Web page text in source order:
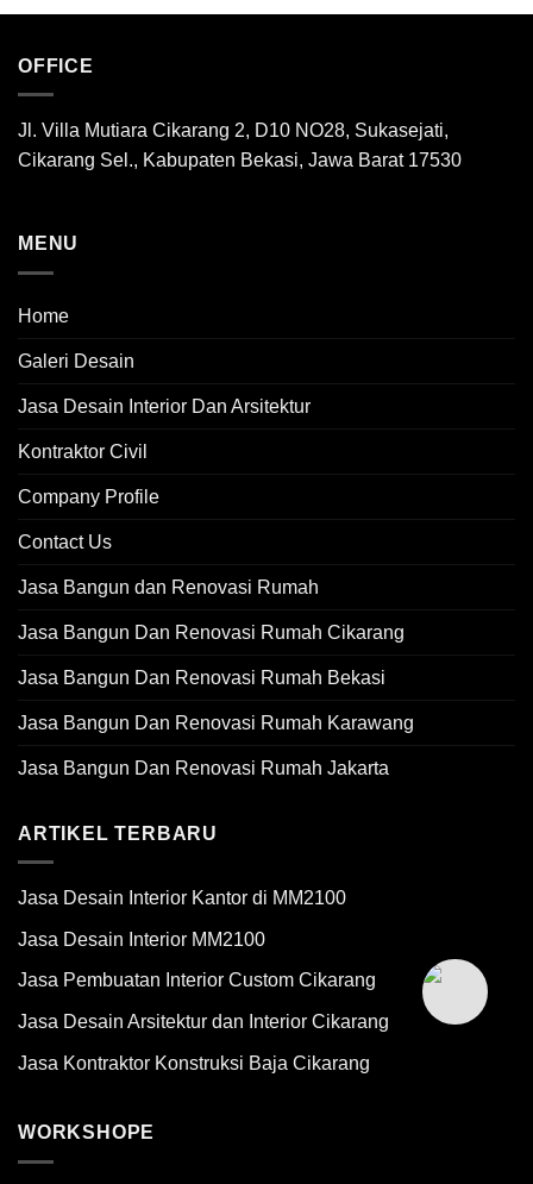
OFFICE
Jl. Villa Mutiara Cikarang 2, D10 NO28, Sukasejati,
Cikarang Sel., Kabupaten Bekasi, Jawa Barat 17530
MENU
Home
Galeri Desain
Jasa Desain Interior Dan Arsitektur
Kontraktor Civil
Company Profile
Contact Us
Jasa Bangun dan Renovasi Rumah
Jasa Bangun Dan Renovasi Rumah Cikarang
Jasa Bangun Dan Renovasi Rumah Bekasi
Jasa Bangun Dan Renovasi Rumah Karawang
Jasa Bangun Dan Renovasi Rumah Jakarta
ARTIKEL TERBARU
Jasa Desain Interior Kantor di MM2100
Jasa Desain Interior MM2100
Jasa Pembuatan Interior Custom Cikarang
Jasa Desain Arsitektur dan Interior Cikarang
Jasa Kontraktor Konstruksi Baja Cikarang
WORKSHOPE